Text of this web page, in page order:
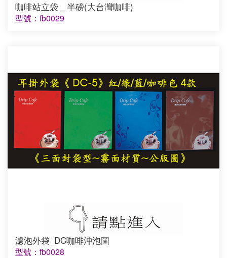
咖啡站立袋＿半磅(大台灣咖啡)
型號：fb0029
濾泡外袋_DC咖啡沖泡圖
型號：fb0028